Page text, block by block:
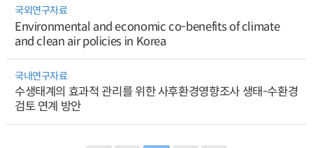
국외연구자료
Environmental and economic co-benefits of climate
and clean air policies in Korea
국내연구자료
수생태계의 효과적 관리를 위한 사후환경영향조사 생태-수환경
검토 연계 방안